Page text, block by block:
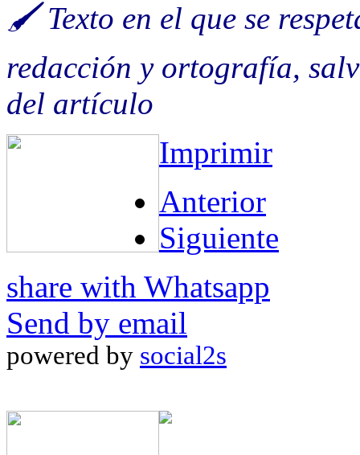
🖌️ Texto en el que se
redacción y ortografía,
del artículo
Imprimir
Anterior
Siguiente
share with Whatsapp
Send by email
powered by social2s